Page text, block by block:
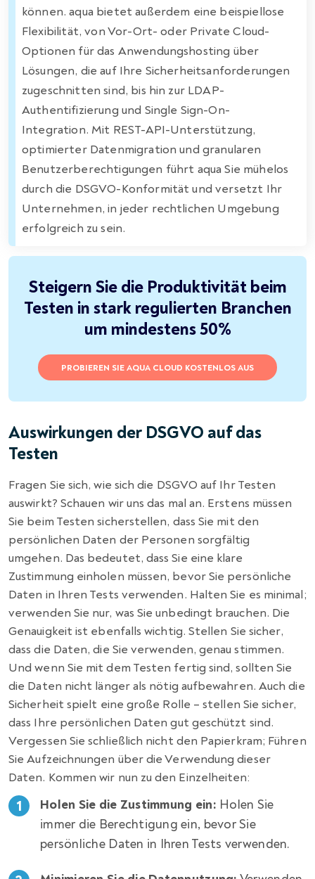
können. aqua bietet außerdem eine beispiellose
Flexibilität, von Vor-Ort- oder Private Cloud-
Optionen für das Anwendungshosting über
Lösungen, die auf Ihre Sicherheitsanforderungen
zugeschnitten sind, bis hin zur LDAP-
Authentifizierung und Single Sign-On-
Integration. Mit REST-API-Unterstützung,
optimierter Datenmigration und granularen
Benutzerberechtigungen führt aqua Sie mühelos
durch die DSGVO-Konformität und versetzt Ihr
Unternehmen, in jeder rechtlichen Umgebung
erfolgreich zu sein.
Steigern Sie die Produktivität beim
Testen in stark regulierten Branchen
um mindestens 50%
PROBIEREN SIE AQUA CLOUD KOSTENLOS AUS
Auswirkungen der DSGVO auf das
Testen
Fragen Sie sich, wie sich die DSGVO auf Ihr Testen
auswirkt? Schauen wir uns das mal an. Erstens müssen
Sie beim Testen sicherstellen, dass Sie mit den
persönlichen Daten der Personen sorgfältig
umgehen. Das bedeutet, dass Sie eine klare
Zustimmung einholen müssen, bevor Sie persönliche
Daten in Ihren Tests verwenden. Halten Sie es minimal;
verwenden Sie nur, was Sie unbedingt brauchen. Die
Genauigkeit ist ebenfalls wichtig. Stellen Sie sicher,
dass die Daten, die Sie verwenden, genau stimmen.
Und wenn Sie mit dem Testen fertig sind, sollten Sie
die Daten nicht länger als nötig aufbewahren. Auch die
Sicherheit spielt eine große Rolle – stellen Sie sicher,
dass Ihre persönlichen Daten gut geschützt sind.
Vergessen Sie schließlich nicht den Papierkram; Führen
Sie Aufzeichnungen über die Verwendung dieser
Daten. Kommen wir nun zu den Einzelheiten:
Holen Sie die Zustimmung ein: Holen Sie
immer die Berechtigung ein, bevor Sie
persönliche Daten in Ihren Tests verwenden.